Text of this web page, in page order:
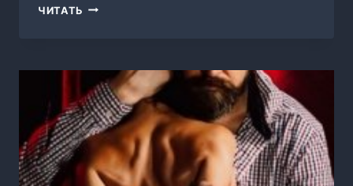
ЧИТАТЬ БЛИЖЕ